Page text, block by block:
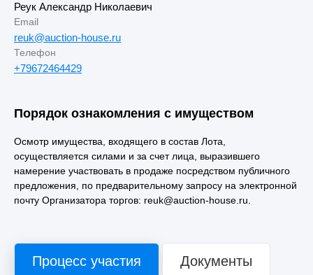
Реук Александр Николаевич
Email
reuk@auction-house.ru
Телефон
+79672464429
Порядок ознакомления с имуществом
Осмотр имущества, входящего в состав Лота,
осуществляется силами и за счет лица, выразившего
намерение участвовать в продаже посредством публичного
предложения, по предварительному запросу на электронной
почту Организатора торгов: reuk@auction-house.ru.
Процесс участия Документы